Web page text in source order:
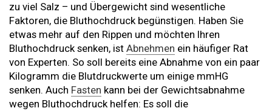
zu viel Salz – und Übergewicht sind wesentliche
Faktoren, die Bluthochdruck begünstigen. Haben Sie
etwas mehr auf den Rippen und möchten Ihren
Bluthochdruck senken, ist Abnehmen ein häufiger Rat
von Experten. So soll bereits eine Abnahme von ein paar
Kilogramm die Blutdruckwerte um einige mmHG
senken. Auch Fasten kann bei der Gewichtsabnahme
wegen Bluthochdruck helfen: Es soll die